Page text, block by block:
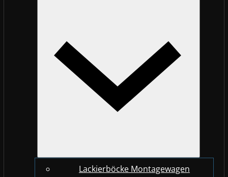
Lackierböcke Montagewagen